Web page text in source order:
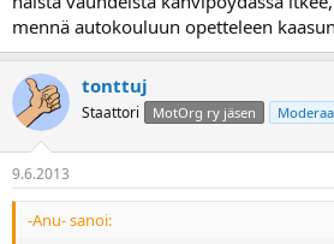
mennä autokouluun opetteleen
tonttuj
Staattori MotOrg ry jäsen
9.6.2013
-Anu- sanoi: